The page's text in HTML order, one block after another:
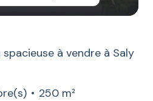
spacieuse à vendre à Saly
250 m²